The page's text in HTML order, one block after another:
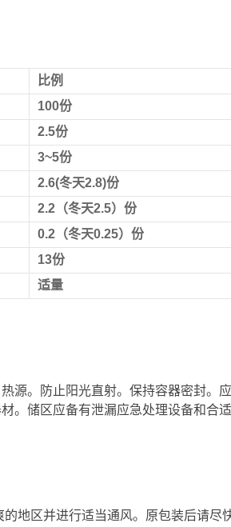
比例
100份
2.5份
3~5份
2.6(冬天2.8)份
2.2（冬天2.5） 份
0.2（冬天0.25） 份
13份
适量
源。防止阳光直射。保持容器密封。
。储区应备有泄漏应急处理设备和合适
地区并进行适当通风。原包装后请尽